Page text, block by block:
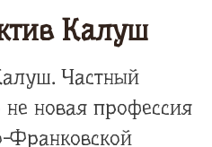
Калуш
Частный
новая профессия